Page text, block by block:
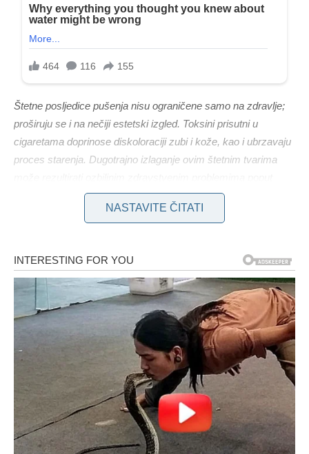
Štetne posljedice pušenja nisu ograničene samo na zdravlje;
proširuju se i na nečiji estetski izgled. Toksini prisutni u
cigaretama doprinose diskoloraciji zubi i kože, kao i ubrzavaju
proces starenja. Dugotrajno izlaganje ovim štetnim tvarima
bolesti srca, raka pluća i raznih kroničnih bolesti.
trijumfa, preporučljivo je prihvatiti zdrave prakse, uključujući
konzumaciju hranjive hrane, redovito bavljenje tjelesnim
vježbama i održavanje aktivnog načina života. Stavljanje
vlastitog zdravlja u prvi plan i odbijanje podlijeganja
malodušnosti ključni su jer se put do prestanka pušenja može
pokazati napornim i dugotrajnim.
Ako tražite prirodno rješenje za čišćenje pluća i povećanje
šanse za prestanak pušenja, postoji lijek koji vam može
pomoći. Ovaj lijek ne samo da pomaže u eliminaciji štetnih
stanica, već i jača imunološki sustav.
NASTAVITE ČITATI